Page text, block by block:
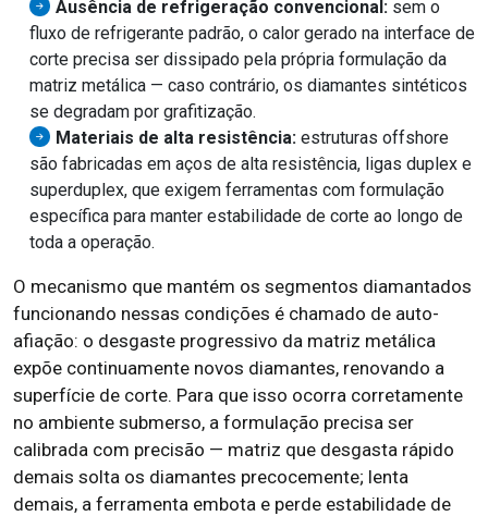
Ausência de refrigeração convencional: sem o
fluxo de refrigerante padrão, o calor gerado na interface de
corte precisa ser dissipado pela própria formulação da
matriz metálica — caso contrário, os diamantes sintéticos
se degradam por grafitização.
Materiais de alta resistência: estruturas offshore
são fabricadas em aços de alta resistência, ligas duplex e
superduplex, que exigem ferramentas com formulação
específica para manter estabilidade de corte ao longo de
toda a operação.
O mecanismo que mantém os segmentos diamantados
funcionando nessas condições é chamado de auto-
afiação: o desgaste progressivo da matriz metálica
expõe continuamente novos diamantes, renovando a
superfície de corte. Para que isso ocorra corretamente
no ambiente submerso, a formulação precisa ser
calibrada com precisão — matriz que desgasta rápido
demais solta os diamantes precocemente; lenta
demais, a ferramenta embota e perde estabilidade de